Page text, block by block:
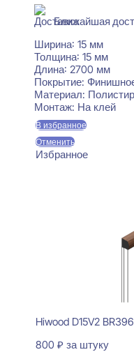
Ближайшая
Ширина: 15 мм
Толщина: 15 мм
Длина: 2700 мм
Покрытие:
Материал:
Монтаж: На клей
В избранное
Отменить
Избранное
Hiwood D15V2
800 ₽ за штуку